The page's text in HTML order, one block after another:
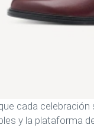
cada
y la plataforma